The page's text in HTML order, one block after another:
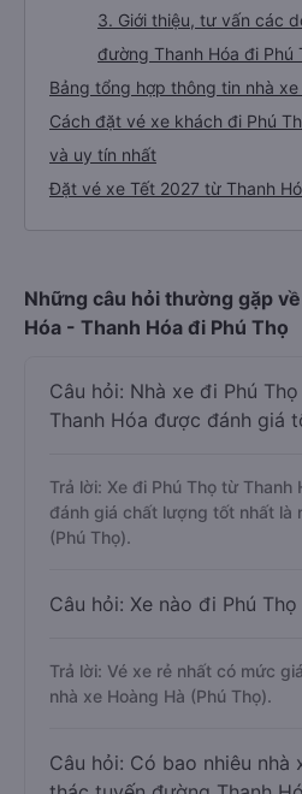
3. Giới thiệu, tư vấn các
đường Thanh Hóa đi Phú
Bảng tổng hợp thông tin nhà
Cách đặt vé xe khách đi Phú
và uy tín nhất
Đặt vé xe Tết 2027 từ Thanh
Những câu hỏi thường gặp
Hóa - Thanh Hóa đi Phú Thọ
Câu hỏi: Nhà xe đi Phú
Thanh Hóa được đánh giá
Trả lời: Xe đi Phú Thọ từ Thanh
đánh giá chất lượng tốt nhất là
(Phú Thọ).
Câu hỏi: Xe nào đi Phú
Trả lời: Vé xe rẻ nhất có mức
nhà xe Hoàng Hà (Phú Thọ).
Câu hỏi: Có bao nhiêu nhà